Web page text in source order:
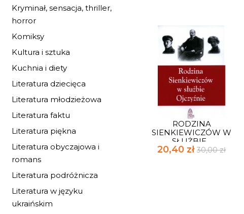
Kryminał, sensacja, thriller,
horror
Komiksy
Kultura i sztuka
Kuchnia i diety
Literatura dziecięca
Literatura młodzieżowa
Literatura faktu
Literatura piękna
Literatura obyczajowa i
romans
Literatura podróżnicza
Literatura w języku
ukraińskim
RODZINA
SIENKIEWICZÓW W
SŁUŻBIE...
20,40 zł30,00 zł